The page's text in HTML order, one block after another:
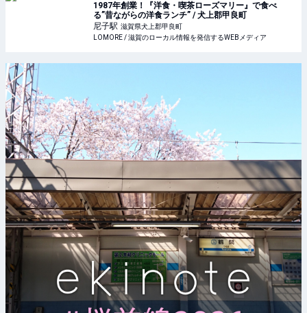
1987年創業！『洋食・喫茶ローズマリー』で食べ
る”昔ながらの洋食ランチ” / 犬上郡甲良町
尼子駅 滋賀県犬上郡甲良町
LOMORE / 滋賀のローカル情報を発信するWEBメディア